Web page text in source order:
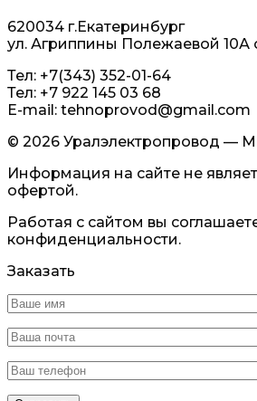
620034 г.Екатеринбург
ул. Агриппины Полежаевой 10А
Тел: +7(343) 352-01-64
Тел: +7 922 145 03 68
E-mail: tehnoprovod@gmail.com
© 2026 Уралэлектропровод — М
Информация на сайте не
офертой.
Работая с сайтом вы
конфиденциальности.
Заказать